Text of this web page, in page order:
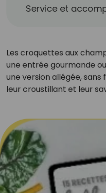
Service et
Les croquettes aux
une entrée gourmande
une version allégée,
leur croustillant et leur